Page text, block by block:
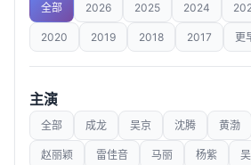
全部 2026 2025 2024
2020 2019 2018 2017 更
主演
全部 成龙 吴京 沈腾 黄渤
赵丽颖 雷佳音 马丽 杨紫